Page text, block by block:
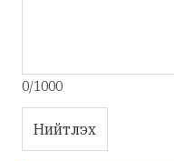
0/1000
Нийтлэх